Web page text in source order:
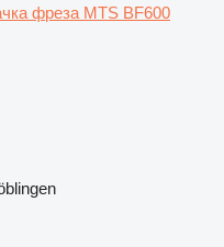
фреза MTS BF600